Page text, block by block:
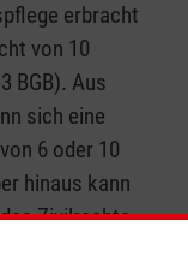
erbracht
von 10
BGB). Aus
sich eine
6 oder 10
hinaus kann
Zivilrechts